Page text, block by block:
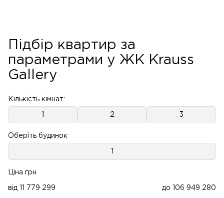
Підбір квартир за
параметрами у ЖК Krauss
Gallery
Кількість кімнат:
2 3
Оберіть будинок
Ціна грн
від 11 779 299 до 106 949 280